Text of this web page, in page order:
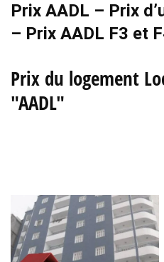
Prix AADL – Prix
– Prix AADL F3 et
Prix du logement
"AADL"